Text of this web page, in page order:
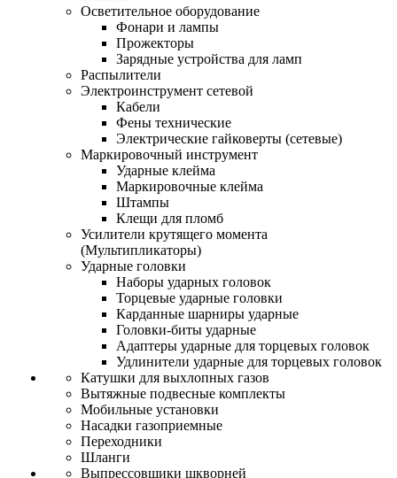
Осветительное оборудование
Фонари и лампы
Прожекторы
Зарядные устройства для ламп
Распылители
Электроинструмент сетевой
Кабели
Фены технические
Электрические гайковерты (сетевые)
Маркировочный инструмент
Ударные клейма
Маркировочные клейма
Штампы
Клещи для пломб
Усилители крутящего момента
(Мультипликаторы)
Ударные головки
Наборы ударных головок
Торцевые ударные головки
Карданные шарниры ударные
Головки-биты ударные
Адаптеры ударные для торцевых головок
Удлинители ударные для торцевых головок
Катушки для выхлопных газов
Вытяжные подвесные комплекты
Мобильные установки
Насадки газоприемные
Переходники
Шланги
Выпрессовщики шкворней